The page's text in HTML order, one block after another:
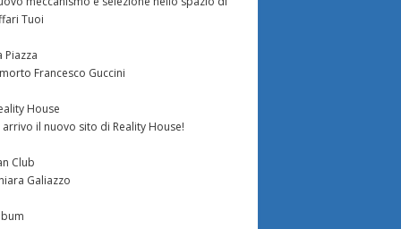
Tuoi
Piazza
Francesco Guccini
House
arrivo il nuovo sito di Reality House!
Club
Galiazzo